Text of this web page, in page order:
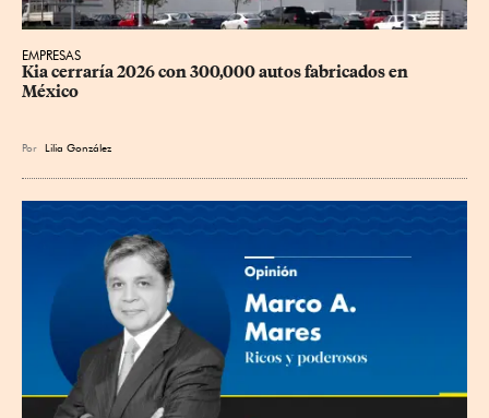
EMPRESAS
Kia cerraría 2026 con 300,000 autos fabricados en
México
Por Lilia González